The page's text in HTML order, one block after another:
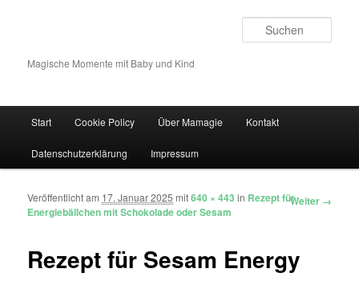
Magische Momente mit Baby und Kind
Zum Inhalt wechseln
Zum sekundären Inhalt wechseln
Start Cookie Policy Über Mamagie Kontakt
Datenschutzerklärung Impressum
Bilder-Navigation Weiter →
Rezept für Sesam Energy
Veröffentlicht am 17. Januar 2025 mit640 × 443 in Rezept für
Energiebällchen mit Schokolade oder Sesam